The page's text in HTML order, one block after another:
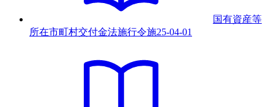
国有資産等
所在市町村交付金法施行令施25-04-01